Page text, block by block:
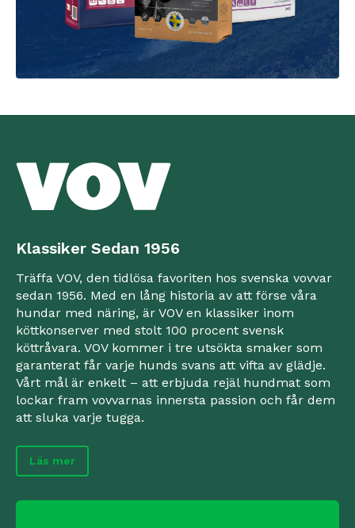
Klassiker Sedan 1956
Träffa VOV, den tidlösa favoriten hos svenska vovvar
sedan 1956. Med en lång historia av att förse våra
hundar med näring, är VOV en klassiker inom
köttkonserver med stolt 100 procent svensk
köttråvara. VOV kommer i tre utsökta smaker som
garanterat får varje hunds svans att vifta av glädje.
Vårt mål är enkelt – att erbjuda rejäl hundmat som
lockar fram vovvarnas innersta passion och får dem
att sluka varje tugga.
Läs mer